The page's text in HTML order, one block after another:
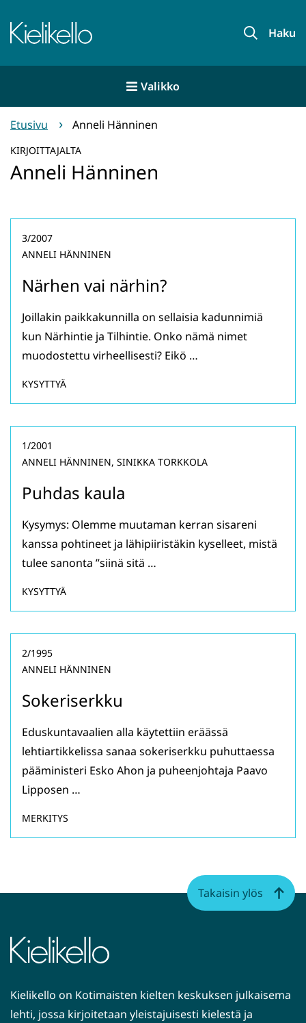
sisältöön
Etusivu Haku
Valikko
Etusivu Anneli Hänninen
KIRJOITTAJALTA
Anneli Hänninen
Närhen vai närhin?
3/2007
ANNELI HÄNNINEN
Joillakin paikkakunnilla on sellaisia kadunnimiä
kun Närhintie ja Tilhintie. Onko nämä nimet
muodostettu virheellisesti? Eikö …
KYSYTTYÄ
Puhdas kaula
1/2001
ANNELI HÄNNINEN, SINIKKA TORKKOLA
Kysymys: Olemme muutaman kerran sisareni
kanssa pohtineet ja lähipiiristäkin kyselleet, mistä
tulee sanonta ”siinä sitä …
KYSYTTYÄ
Sokeriserkku
2/1995
ANNELI HÄNNINEN
Eduskuntavaalien alla käytettiin eräässä
lehtiartikkelissa sanaa sokeriserkku puhuttaessa
pääministeri Esko Ahon ja puheenjohtaja Paavo
Lipposen …
MERKITYS
Kielikello on Kotimaisten kielten keskuksen julkaisema
lehti, jossa kirjoitetaan yleistajuisesti kielestä ja
Takaisin ylös